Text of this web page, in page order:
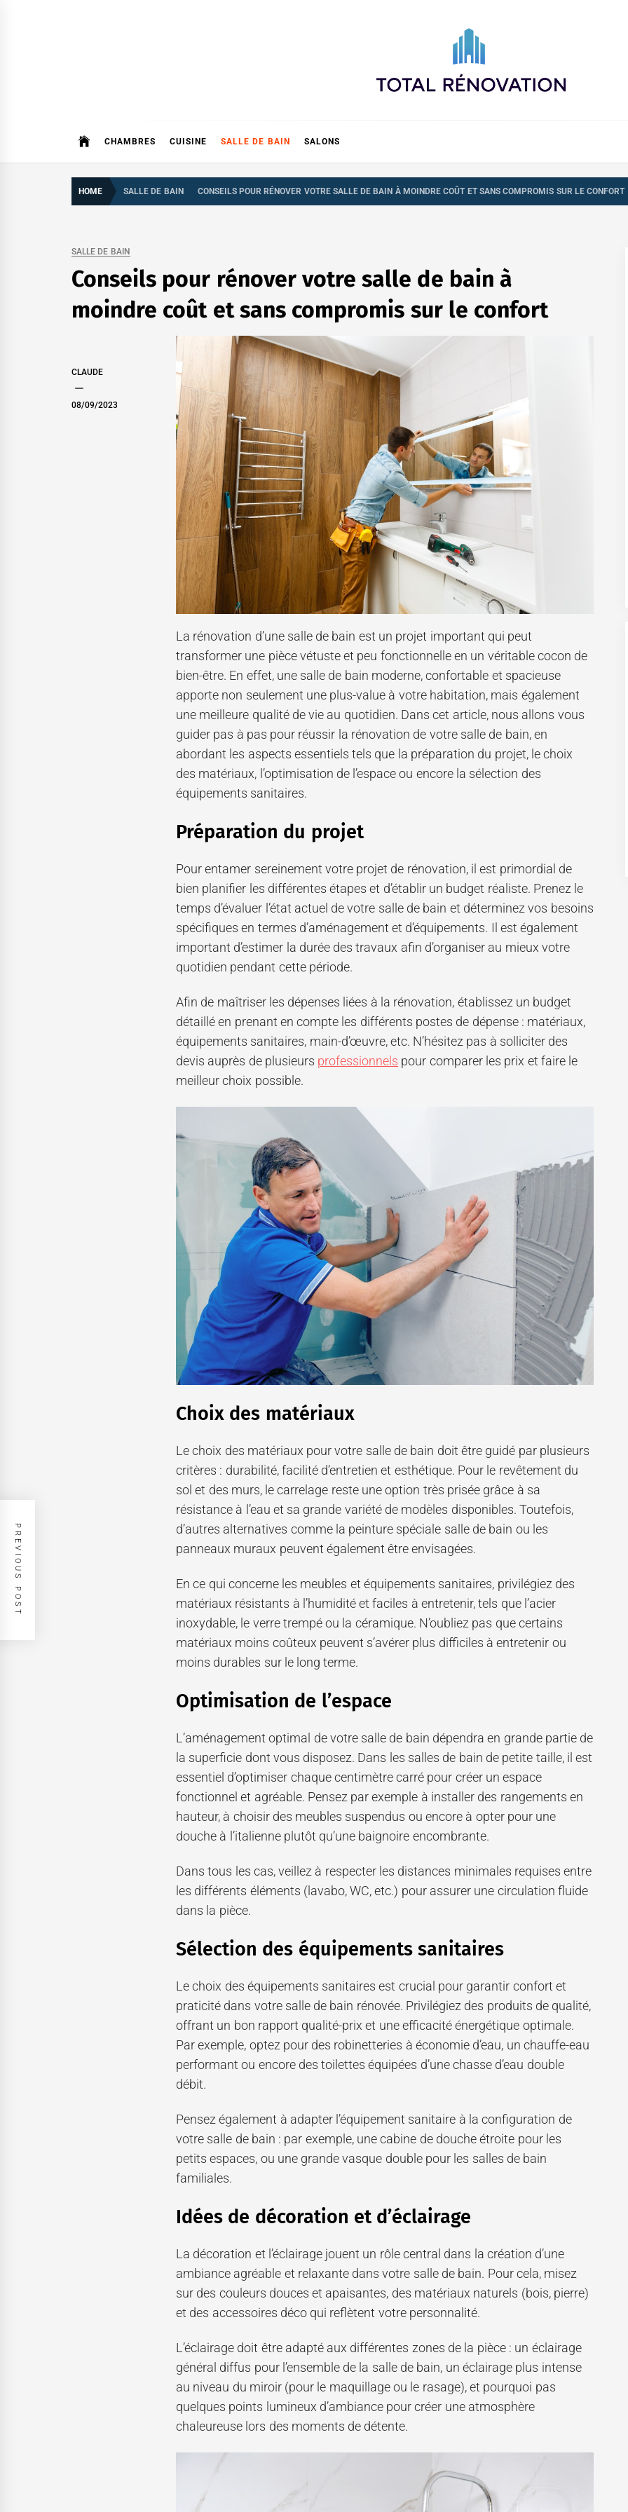
CHAMBRES CUISINE SALLE DE BAIN SALONS
HOME SALLE DE BAIN CONSEILS POUR RÉNOVER VOTRE SALLE DE BAIN À MOINDRE COÛT ET SANS COMPROMIS SUR LE CONFORT
SALLE DE BAIN
Conseils pour rénover votre salle de bain à
moindre coût et sans compromis sur le confort
CLAUDE
08/09/2023
La rénovation d’une salle de bain est un projet important qui peut
transformer une pièce vétuste et peu fonctionnelle en un véritable cocon de
bien-être. En effet, une salle de bain moderne, confortable et spacieuse
apporte non seulement une plus-value à votre habitation, mais également
une meilleure qualité de vie au quotidien. Dans cet article, nous allons vous
guider pas à pas pour réussir la rénovation de votre salle de bain, en
abordant les aspects essentiels tels que la préparation du projet, le choix
des matériaux, l’optimisation de l’espace ou encore la sélection des
équipements sanitaires.
Préparation du projet
Pour entamer sereinement votre projet de rénovation, il est primordial de
bien planifier les différentes étapes et d’établir un budget réaliste. Prenez le
temps d’évaluer l’état actuel de votre salle de bain et déterminez vos besoins
spécifiques en termes d’aménagement et d’équipements. Il est également
important d’estimer la durée des travaux afin d’organiser au mieux votre
quotidien pendant cette période.
Afin de maîtriser les dépenses liées à la rénovation, établissez un budget
détaillé en prenant en compte les différents postes de dépense : matériaux,
équipements sanitaires, main-d’œuvre, etc. N’hésitez pas à solliciter des
devis auprès de plusieurs professionnels pour comparer les prix et faire le
meilleur choix possible.
Choix des matériaux
Le choix des matériaux pour votre salle de bain doit être guidé par plusieurs
critères : durabilité, facilité d’entretien et esthétique. Pour le revêtement du
sol et des murs, le carrelage reste une option très prisée grâce à sa
résistance à l’eau et sa grande variété de modèles disponibles. Toutefois,
d’autres alternatives comme la peinture spéciale salle de bain ou les
panneaux muraux peuvent également être envisagées.
En ce qui concerne les meubles et équipements sanitaires, privilégiez des
matériaux résistants à l’humidité et faciles à entretenir, tels que l’acier
inoxydable, le verre trempé ou la céramique. N’oubliez pas que certains
matériaux moins coûteux peuvent s’avérer plus difficiles à entretenir ou
moins durables sur le long terme.
Optimisation de l’espace
L’aménagement optimal de votre salle de bain dépendra en grande partie de
la superficie dont vous disposez. Dans les salles de bain de petite taille, il est
essentiel d’optimiser chaque centimètre carré pour créer un espace
fonctionnel et agréable. Pensez par exemple à installer des rangements en
hauteur, à choisir des meubles suspendus ou encore à opter pour une
douche à l’italienne plutôt qu’une baignoire encombrante.
Dans tous les cas, veillez à respecter les distances minimales requises entre
les différents éléments (lavabo, WC, etc.) pour assurer une circulation fluide
dans la pièce.
Sélection des équipements sanitaires
Le choix des équipements sanitaires est crucial pour garantir confort et
praticité dans votre salle de bain rénovée. Privilégiez des produits de qualité,
offrant un bon rapport qualité-prix et une efficacité énergétique optimale.
Par exemple, optez pour des robinetteries à économie d’eau, un chauffe-eau
performant ou encore des toilettes équipées d’une chasse d’eau double
débit.
Pensez également à adapter l’équipement sanitaire à la configuration de
votre salle de bain : par exemple, une cabine de douche étroite pour les
petits espaces, ou une grande vasque double pour les salles de bain
familiales.
Idées de décoration et d’éclairage
La décoration et l’éclairage jouent un rôle central dans la création d’une
ambiance agréable et relaxante dans votre salle de bain. Pour cela, misez
sur des couleurs douces et apaisantes, des matériaux naturels (bois, pierre)
et des accessoires déco qui reflètent votre personnalité.
L’éclairage doit être adapté aux différentes zones de la pièce : un éclairage
général diffus pour l’ensemble de la salle de bain, un éclairage plus intense
au niveau du miroir (pour le maquillage ou le rasage), et pourquoi pas
quelques points lumineux d’ambiance pour créer une atmosphère
chaleureuse lors des moments de détente.
PREVIOUS POST